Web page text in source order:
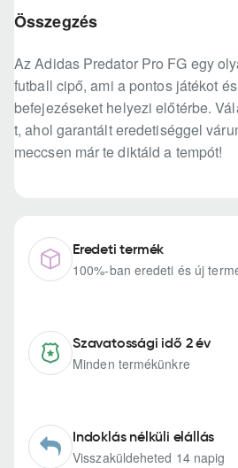
Összegzés
Az Adidas Predator Pro FG egy
futball cipő, ami a pontos játékot
befejezéseket helyezi előtérbe.
t, ahol garantált eredetiséggel
meccsen már te diktáld a tempót!
Eredeti termék
100%-ban eredeti és új
Szavatossági idő 2 év
Minden termékünkre
Indoklás nélküli elállás
Visszaküldeheted 14 napig